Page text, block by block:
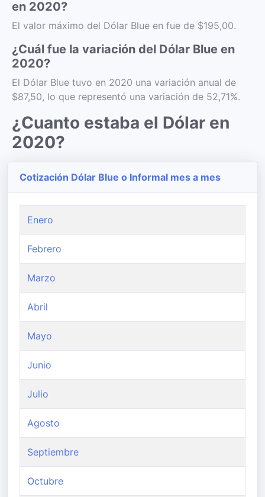
en 2020?
El valor máximo del Dólar Blue en fue de $195,00.
¿Cuál fue la variación del Dólar Blue en
2020?
El Dólar Blue tuvo en 2020 una variación anual de
$87,50, lo que representó una variación de 52,71%.
¿Cuanto estaba el Dólar en
2020?
Cotización Dólar Blue o Informal mes a mes
Enero
Febrero
Marzo
Abril
Mayo
Junio
Julio
Agosto
Septiembre
Octubre